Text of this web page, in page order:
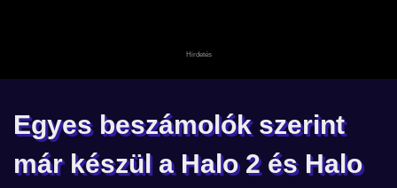
Egyes beszámolók szerint
már készül a Halo 2 és Halo